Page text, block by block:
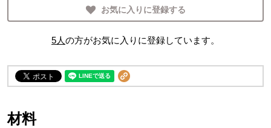
お気に入りに登録する
5人の方がお気に入りに登録しています。
材料